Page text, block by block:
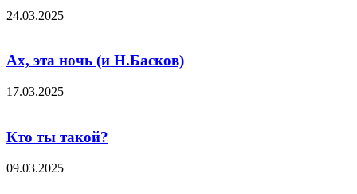
24.03.2025
Ах, эта ночь (и Н.Басков)
17.03.2025
Кто ты такой?
09.03.2025